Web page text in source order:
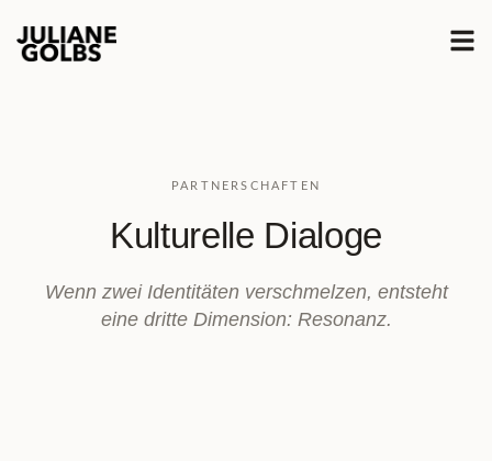
content
PARTNERSCHAFTEN
Kulturelle Dialoge
Wenn zwei Identitäten verschmelzen, entsteht
eine dritte Dimension: Resonanz.